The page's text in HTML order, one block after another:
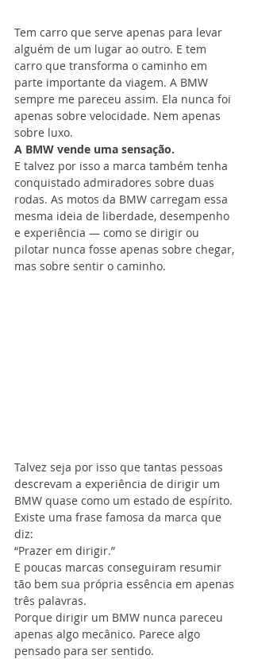
Tem carro que serve apenas para levar
alguém de um lugar ao outro. E tem
carro que transforma o caminho em
parte importante da viagem. A BMW
sempre me pareceu assim. Ela nunca foi
apenas sobre velocidade. Nem apenas
sobre luxo.
A BMW vende uma sensação.
E talvez por isso a marca também tenha
conquistado admiradores sobre duas
rodas. As motos da BMW carregam essa
mesma ideia de liberdade, desempenho
e experiência — como se dirigir ou
pilotar nunca fosse apenas sobre chegar,
mas sobre sentir o caminho.
Talvez seja por isso que tantas pessoas
descrevam a experiência de dirigir um
BMW quase como um estado de espírito.
Existe uma frase famosa da marca que
diz:
“Prazer em dirigir.”
E poucas marcas conseguiram resumir
tão bem sua própria essência em apenas
três palavras.
Porque dirigir um BMW nunca pareceu
apenas algo mecânico. Parece algo
pensado para ser sentido.